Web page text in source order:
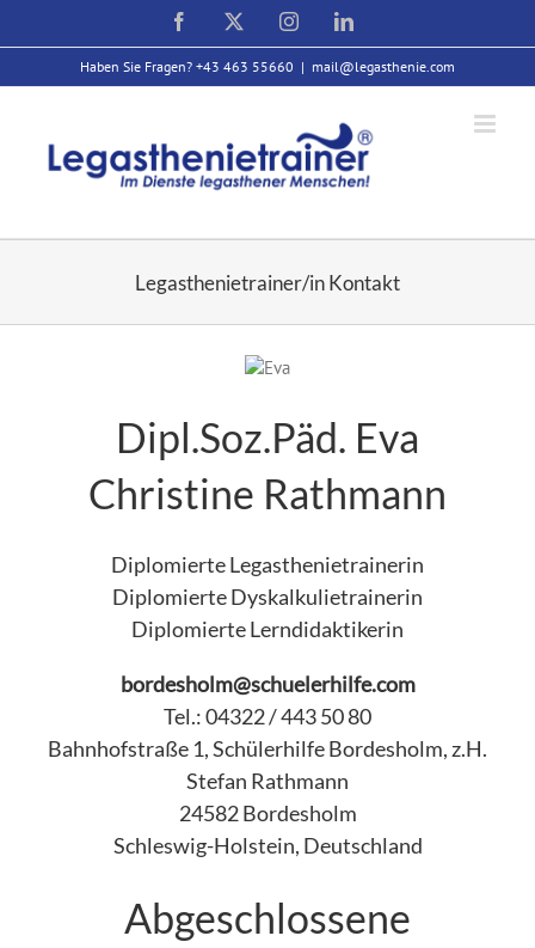
Facebook InstagramLinkedIn
Haben Sie Fragen? +43 463 55660 | mail@legasthenie.com
Legasthenietrainer/in Kontakt
Dipl.Soz.Päd. Eva
Christine Rathmann
Diplomierte Legasthenietrainerin
Diplomierte Dyskalkulietrainerin
Diplomierte Lerndidaktikerin
bordesholm@schuelerhilfe.com
Tel.: 04322 / 443 50 80
Bahnhofstraße 1, Schülerhilfe Bordesholm, z.H.
Stefan Rathmann
24582 Bordesholm
Schleswig-Holstein, Deutschland
Abgeschlossene